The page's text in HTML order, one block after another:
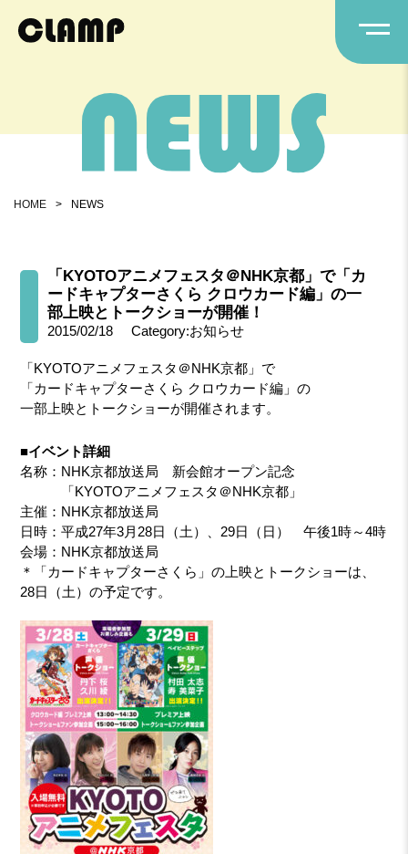
HOME > NEWS
「KYOTOアニメフェスタ＠NHK京都」で「カ
ードキャプターさくら クロウカード編」の一
部上映とトークショーが開催！
2015/02/18 Category:お知らせ
「KYOTOアニメフェスタ＠NHK京都」で
「カードキャプターさくら クロウカード編」の
一部上映とトークショーが開催されます。
■イベント詳細
名称：NHK京都放送局 新会館オープン記念
「KYOTOアニメフェスタ＠NHK京都」
主催：NHK京都放送局
日時：平成27年3月28日（土）、29日（日） 午後1時～4時
会場：NHK京都放送局
＊「カードキャプターさくら」の上映とトークショーは、
28日（土）の予定です。